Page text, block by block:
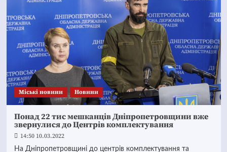
Mіські новини Новини
Понад 22 тис мешканців Дніпропетровщини вже
звернулися до Центрів комплектування
14:50 10.03.2022
На Дніпропетровщині до центрів комплектування та